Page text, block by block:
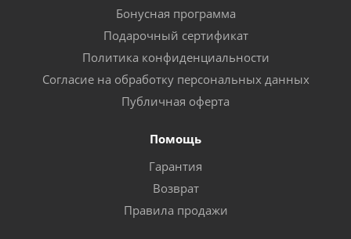
Бонусная программа
Подарочный сертификат
Политика конфиденциальности
Согласие на обработку персональных данных
Публичная оферта
Помощь
Гарантия
Возврат
Правила продажи